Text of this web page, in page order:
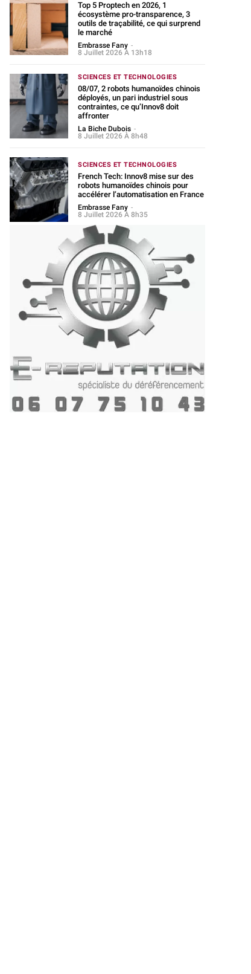
Top 5 Proptech en 2026, 1
écosystème pro-transparence, 3
outils de traçabilité, ce qui surprend
le marché
Embrasse Fany -
8 Juillet 2026 À 13h18
SCIENCES ET TECHNOLOGIES
08/07, 2 robots humanoïdes chinois
déployés, un pari industriel sous
contraintes, ce qu’Innov8 doit
affronter
La Biche Dubois -
8 Juillet 2026 À 8h48
SCIENCES ET TECHNOLOGIES
French Tech: Innov8 mise sur des
robots humanoïdes chinois pour
accélérer l’automatisation en France
Embrasse Fany -
8 Juillet 2026 À 8h35